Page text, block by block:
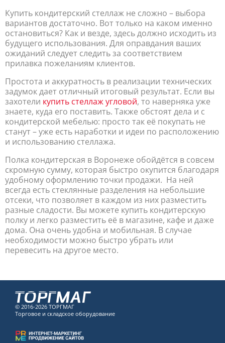
Купить кондитерский стеллаж не сложно – выбора
вариантов достаточно. Вот только на каком именно
остановиться? Как и везде, здесь должно исходить из
будущего использования. Для оправдания ваших
ожиданий следует следить за соответствием
прилавка пожеланиям клиентов.
Простота и аккуратность в реализации технических
задумок дает отличный итоговый результат. Если вы
захотели купить стеллаж угловой, то наверняка уже
знаете, куда его поставить. Также обстоят дела и с
кондитерской мебелью: просто так её покупать не
станут – уже есть наработки и идеи по расположению
и использованию стеллажа.
Полка кондитерская в Воронеже обойдётся в совсем
скромную сумму, которая быстро окупится благодаря
удобному оформлению точки продажи. На ней
всегда есть стеклянные разделения на небольшие
отсеки, что позволяет в каждом из них разместить
разные сладости. Вы можете купить кондитерскую
полку и легко разместить её в магазине, кафе и даже
дома. Она очень удобна и мобильная. В случае
необходимости можно быстро убрать или
перевесить на другое место.
© 2016-2026 ТОРГМАГ
Торговое и складское оборудование